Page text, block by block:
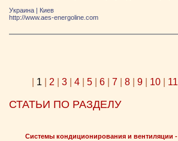
Украина | Киев
http://www.aes-energoline.com
1 2 3 4 5 6 7 8 9 10 11
СТАТЬИ ПО РАЗДЕЛУ
Системы кондиционирования и вентиляции -